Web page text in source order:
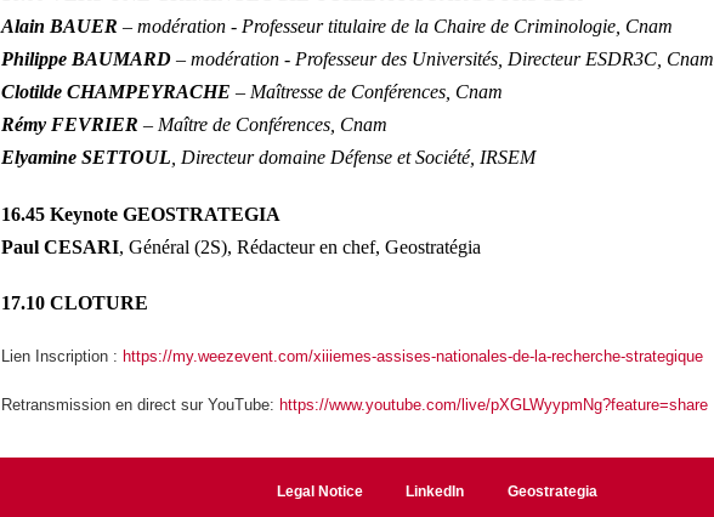
Alain BAUER– modération - Professeur titulaire de la Chaire de Criminologie, Cnam
Philippe BAUMARD– modération - Professeur des Universités, Directeur ESDR3C, Cnam
Clotilde CHAMPEYRACHE– Maîtresse de Conférences, Cnam
Rémy FEVRIER– Maître de Conférences, Cnam
Elyamine SETTOUL , Directeur domaine Défense et Société, IRSEM
16.45 Keynote GEOSTRATEGIA
Paul CESARI, Général (2S), Rédacteur en chef, Geostratégia
17.10 CLOTURE
Lien Inscription :https://my.weezevent.com/xiiiemes-assises-nationales-de-la-recherche-strategique
Retransmission en direct sur YouTube: https://www.youtube.com/live/pXGLWyypmNg?feature=share
Legal Notice LinkedIn Geostrategia